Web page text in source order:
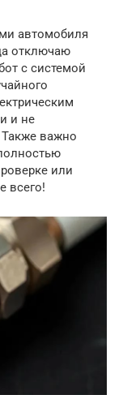
автомобиля
отключаю
с системой
и не
важно
или
всего!